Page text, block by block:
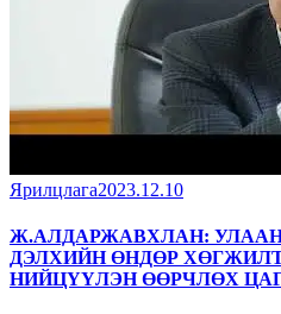
Ярилцлага2023.12.10
Ж.АЛДАРЖАВХЛАН:
ДЭЛХИЙН ӨНДӨР
НИЙЦҮҮЛЭН ӨӨРЧЛӨХ